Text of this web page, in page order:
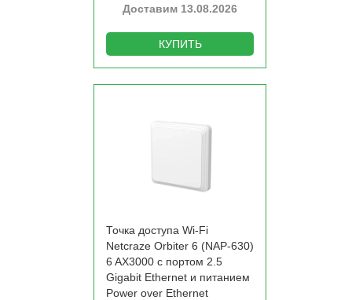
Доставим 13.08.2026
КУПИТЬ
Точка доступа Wi-Fi
Netcraze Orbiter 6 (NAP-630)
6 AX3000 c портом 2.5
Gigabit Ethernet и питанием
Power over Ethernet